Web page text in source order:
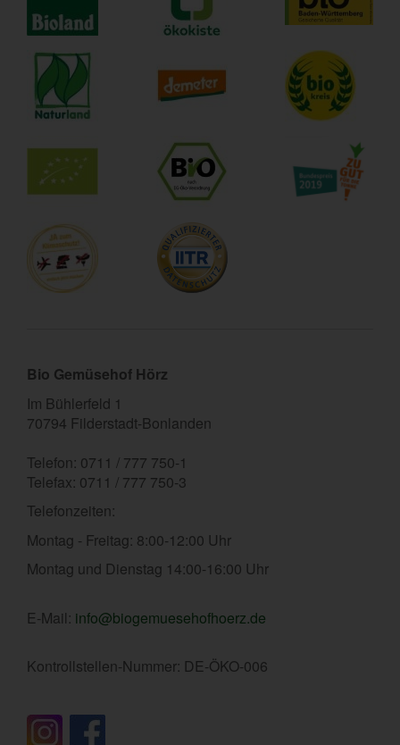
Bio Gemüsehof Hörz
Im Bühlerfeld 1
70794 Filderstadt-Bonlanden
Telefon: 0711 / 777 750-1
Telefax: 0711 / 777 750-3
Telefonzeiten:
Montag - Freitag: 8:00-12:00 Uhr
Montag und Dienstag 14:00-16:00 Uhr
E-Mail: info@biogemuesehofhoerz.de
Kontrollstellen-Nummer: DE-ÖKO-006